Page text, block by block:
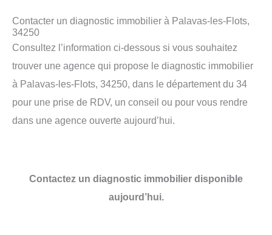
Contacter un diagnostic immobilier à Palavas-les-Flots,
34250
Consultez l’information ci-dessous si vous souhaitez
trouver une agence qui propose le diagnostic immobilier
à Palavas-les-Flots, 34250, dans le département du 34
pour une prise de RDV, un conseil ou pour vous rendre
dans une agence ouverte aujourd’hui.
Contactez un diagnostic immobilier disponible
aujourd’hui.